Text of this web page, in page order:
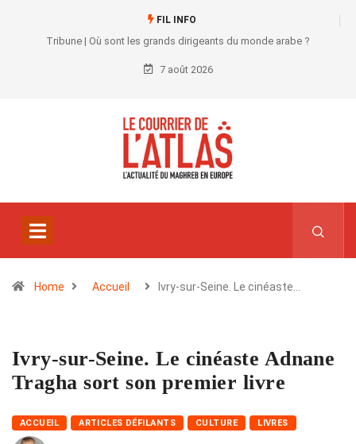
FIL INFO
Tribune | Où sont les grands dirigeants du monde arabe ?
7 août 2026
Home Accueil Ivry-sur-Seine. Le cinéaste…
Ivry-sur-Seine. Le cinéaste Adnane
Tragha sort son premier livre
ACCUEIL ARTICLES DÉFILANTS CULTURE LIVRES